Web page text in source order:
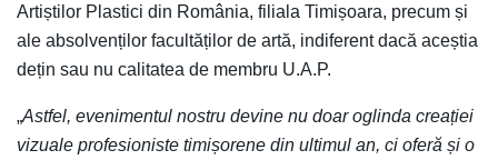
Artiștilor Plastici din România, filiala Timișoara, precum și
ale absolvenților facultăților de artă, indiferent dacă aceștia
dețin sau nu calitatea de membru U.A.P.
„Astfel, evenimentul nostru devine nu doar oglinda creației
vizuale profesioniste timișorene din ultimul an, ci oferă și o